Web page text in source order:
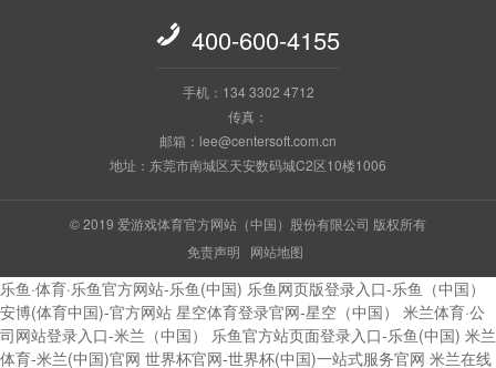
 400-600-4155
手机：134 3302 4712
传真：
邮箱：lee@centersoft.com.cn
地址：东莞市南城区天安数码城C2区10楼1006
© 2019 爱游戏体育官方网站（中国）股份有限公司 版权所有
免责声明
网站地图
乐鱼·体育·乐鱼官方网站-乐鱼(中国) 乐鱼网页版登录入口-乐鱼（中国）
安博(体育中国)-官方网站 星空体育登录官网-星空（中国）
米兰体育·公
司网站登录入口-米兰（中国）
乐鱼官方站页面登录入口-乐鱼(中国) 米兰
体育-米兰(中国)官网 世界杯官网-世界杯(中国)一站式服务官网 米兰在线